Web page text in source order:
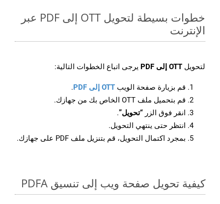
خطوات بسيطة لتحويل OTT إلى PDF عبر
الإنترنت
لتحويل OTT إلى PDF يرجى اتباع الخطوات التالية:
قم بزيارة صفحة الويب OTT إلى PDF
.
قم بتحميل ملف OTT الخاص بك من جهازك.
انقر فوق الزر “تحويل”.
انتظر حتى ينتهي التحويل.
بمجرد اكتمال التحويل، قم بتنزيل ملف PDF على جهازك.
كيفية تحويل صفحة ويب إلى تنسيق PDFA